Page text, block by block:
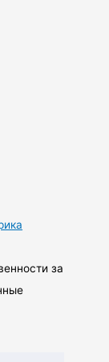
за